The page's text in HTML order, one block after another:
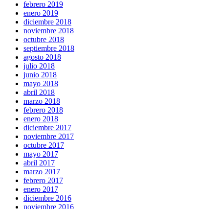
febrero 2019
enero 2019
diciembre 2018
noviembre 2018
octubre 2018
septiembre 2018
agosto 2018
julio 2018
junio 2018
mayo 2018
abril 2018
marzo 2018
febrero 2018
enero 2018
diciembre 2017
noviembre 2017
octubre 2017
mayo 2017
abril 2017
marzo 2017
febrero 2017
enero 2017
diciembre 2016
noviembre 2016